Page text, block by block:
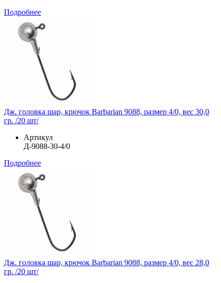
Подробнее
Дж. головка шар, крючок Barbarian 9088, размер 4/0, вес 30,0
гр. /20 шт/
Артикул
Д-9088-30-4/0
Подробнее
Дж. головка шар, крючок Barbarian 9088, размер 4/0, вес 28,0
гр. /20 шт/